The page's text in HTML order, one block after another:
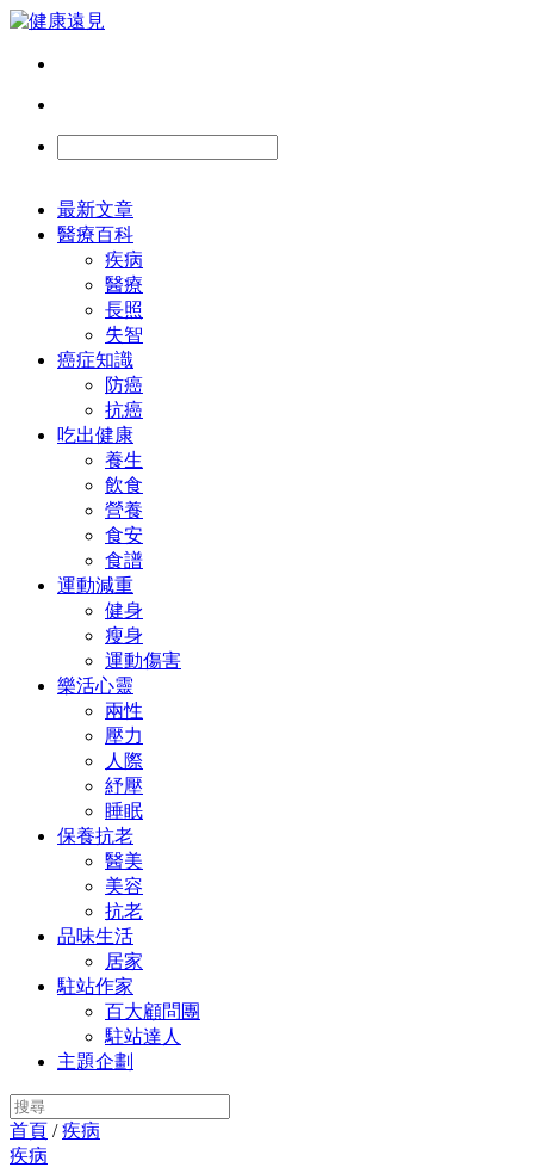
最新文章
醫療百科
疾病
醫療
長照
失智
癌症知識
防癌
抗癌
吃出健康
養生
飲食
營養
食安
食譜
運動減重
健身
瘦身
運動傷害
樂活心靈
兩性
壓力
人際
紓壓
睡眠
保養抗老
醫美
美容
抗老
品味生活
居家
駐站作家
百大顧問團
駐站達人
主題企劃
首頁 /疾病
疾病